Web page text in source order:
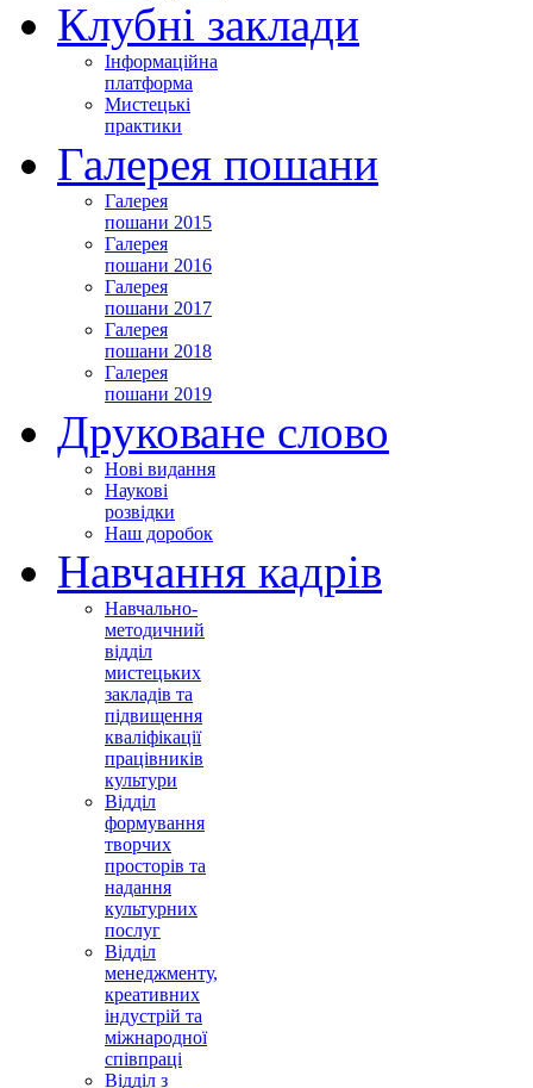
Клубні заклади
Інформаційна
платформа
Мистецькі
практики
Галерея пошани
Галерея
пошани 2015
Галерея
пошани 2016
Галерея
пошани 2017
Галерея
пошани 2018
Галерея
пошани 2019
Друковане слово
Нові видання
Наукові
розвідки
Наш доробок
Навчання кадрів
Навчально-
методичний
відділ
мистецьких
закладів та
підвищення
кваліфікації
працівників
культури
Відділ
формування
творчих
просторів та
надання
культурних
послуг
Відділ
менеджменту,
креативних
індустрій та
міжнародної
співпраці
Відділ з